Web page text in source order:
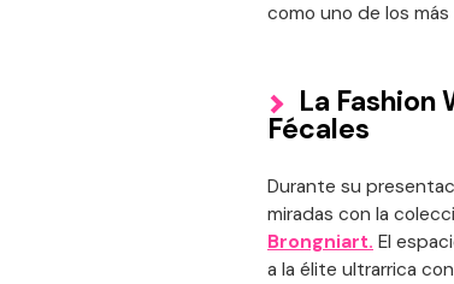
como uno de los
La Fashion
Fécales
Durante su
miradas con la
Brongniart. El
a la élite ultrarrica